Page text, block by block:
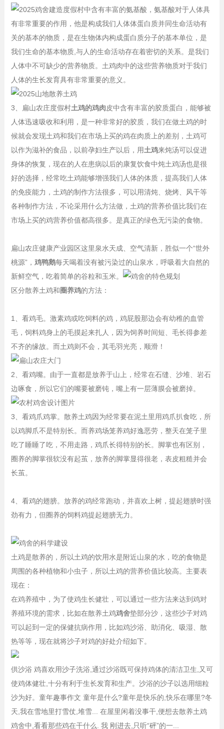
度假村中含有丰富的氨基酸，氨基酸对于人体具
有非常重要的作用，他是构成我们人体体蛋白质并同生命活动有
关的基本的物质，是在生物体内构成蛋白质分子的基本单位，是
我们生命的基本物质,与人的生命活动存在着密切的关系。是我们
人体中不可缺少的营养物质。土鸡肉中的这些营养物质对于我们
人体的生长发育具有非常重要的意义。
3、扁山农庄度假村土鸡的鸡肉皮中含有丰富的胶质蛋白，能够被
人体迅速吸收和利用，是一种非常好的胶质，我们在做土鸡的时
候就会发现土鸡和我们在市场上买的鸡在肉质上的差别，土鸡可
以作为滋补的食品，以前孕妇生产以后，用土鸡来炖汤可以促进
身体的恢复，现在的人在患病以后的康复饮食中炖土鸡汤也是很
好的选择，经常吃土鸡能够增强我们人体的体质，提高我们人体
的免疫能力，土鸡的制作方法很多，可以用清炖、烧烤、风干等
各种制作方法，不论采用什么方法做，土鸡的营养价值比我们在
市场上买的鸡营养价值都高很多。是真正的绿色无污染的食物。
扁山农庄健康产业园区这里泉水天成、空气清新，胜似一个“世外
桃源”， 鸡鸭鹅每天喝着没有被污染过的山泉水，呼吸着大自然的
新鲜空气，吃着简单的谷粒和玉米。
区分散养土鸡和圈养鸡的方法：
1、看鸡毛。激素鸡或吃饲料的鸡，鸡屁股那边会有幼稚的血管
毛，饲料鸡身上的毛摸起来扎人，因为饲养时间短、毛长得参差
不齐的缘故。而土鸡则不会，其毛羽光亮，顺滑！
2、看鸡嘴。由于一直都是放养于山上，经常在石缝、沙堆、岩石
边啄食，所以它们的嘴要被磨钝，嘴上有一层薄膜会被磨掉。
3、看鸡爪鸡掌。散养土鸡因为经常要在泥土里用鸡爪扒食吃，所
以鸡脚爪不是特别长。而养鸡场笼养鸡好逸恶劳，整天在笼子里
吃了睡睡了吃，不用走路，鸡爪长得特别的长。脚掌也有区别，
圈养的脚掌很软没有起茧，放养的脚掌显得很老，表皮粗糙并会
长茧。
4、看鸡的翅膀。放养的鸡经常跑动，并喜欢上树，提起翅膀时强
劲有力，但圈养的饲料鸡提起翅膀无力。
土鸡是散养的，所以土鸡的饮用水是附近山泉的水，吃的食物是
周围的各种植物和小虫子，所以土鸡的营养价值比较高。主要表
现在：
在鸡养殖中，为了使鸡生长健壮，可以通过一些方法来达到鸡对
养殖环境的需求，比如在散养土鸡鸡舍垫部分沙，这些沙子对鸡
可以起到一定的保健抗病作用，比如鸡沙浴、助消化、吸湿、散
热等等，现在就将沙子对鸡的好处介绍如下。
供沙浴 鸡喜欢用沙子洗浴,通过沙浴既可保持鸡体的清洁卫生,又可
使鸡体健壮,十分有利于生长发育和生产。沙浴的沙子以选用细粒
沙为好。童年趣事作文 童年是什么?童年是快乐的,快乐在哪里?冬
天,我在雪地里打雪仗,堆雪... 在屋里闲着没事干,便想去散养土鸡
鸡舍中,看看那些鸡在干什么. 我 刚进去,只听“砰”的一...